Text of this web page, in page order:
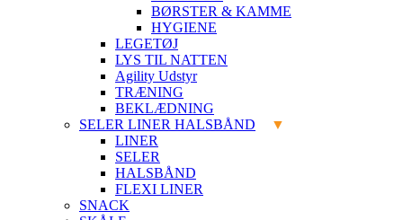
BØRSTER & KAMME
HYGIENE
LEGETØJ
LYS TIL NATTEN
Agility Udstyr
TRÆNING
BEKLÆDNING
SELER LINER HALSBÅND
LINER
SELER
HALSBÅND
FLEXI LINER
SNACK